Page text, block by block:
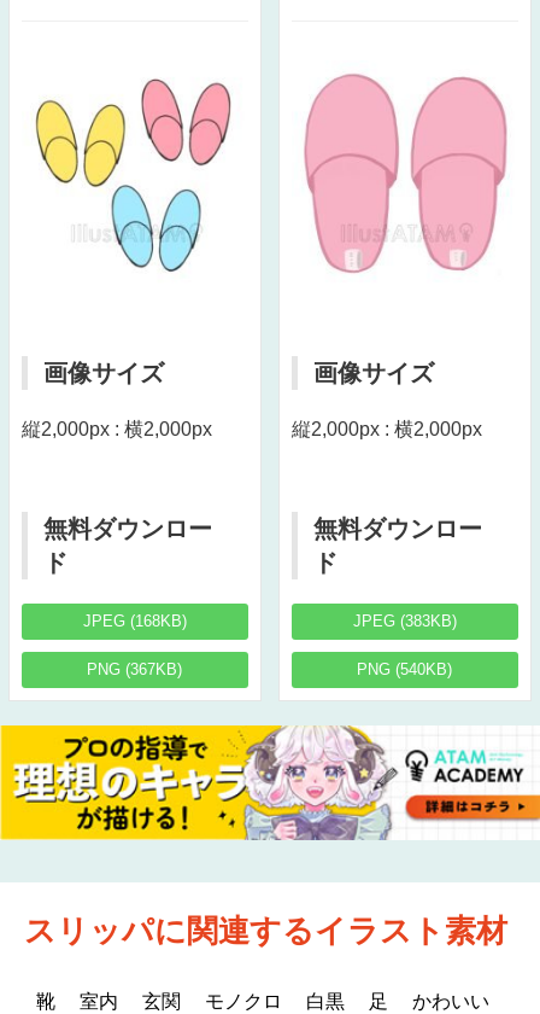
画像サイズ
縦2,000px : 横2,000px
無料ダウンロー
ド
JPEG (168KB)
PNG (367KB)
画像サイズ
縦2,000px : 横2,000px
無料ダウンロー
ド
JPEG (383KB)
PNG (540KB)
スリッパに関連するイラスト素材
靴 室内 玄関 モノクロ 白黒 足 かわいい